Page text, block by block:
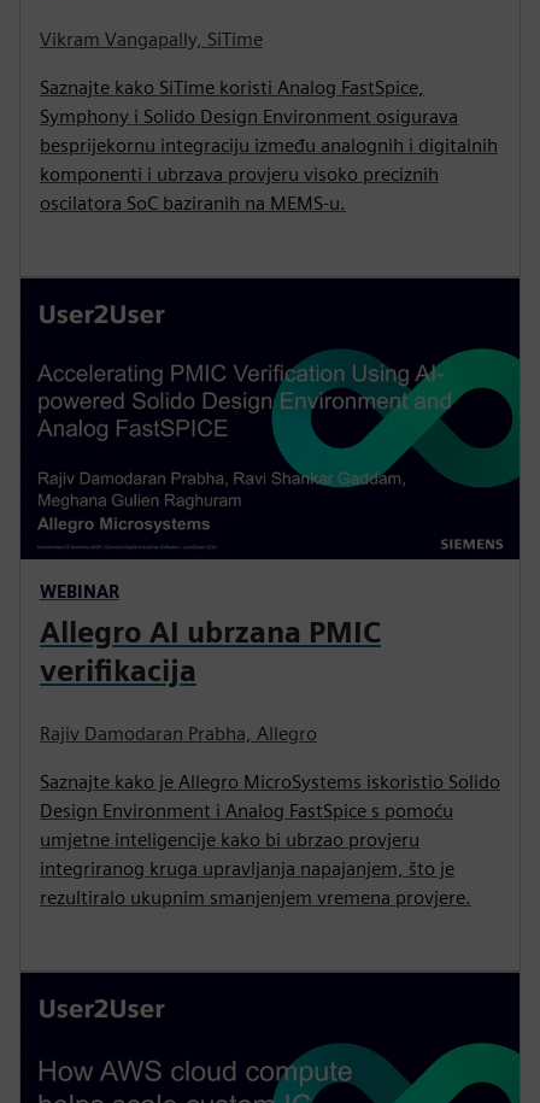
Vikram Vangapally, SiTime
Saznajte kako SiTime koristi Analog FastSpice,
Symphony i Solido Design Environment osigurava
besprijekornu integraciju između analognih i digitalnih
komponenti i ubrzava provjeru visoko preciznih
oscilatora SoC baziranih na MEMS-u.
WEBINAR
Allegro AI ubrzana PMIC
verifikacija
Rajiv Damodaran Prabha, Allegro
Saznajte kako je Allegro MicroSystems iskoristio Solido
Design Environment i Analog FastSpice s pomoću
umjetne inteligencije kako bi ubrzao provjeru
integriranog kruga upravljanja napajanjem, što je
rezultiralo ukupnim smanjenjem vremena provjere.